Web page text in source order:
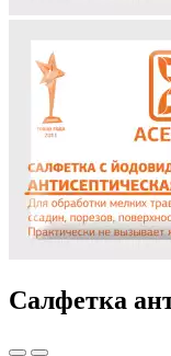
Салфетка